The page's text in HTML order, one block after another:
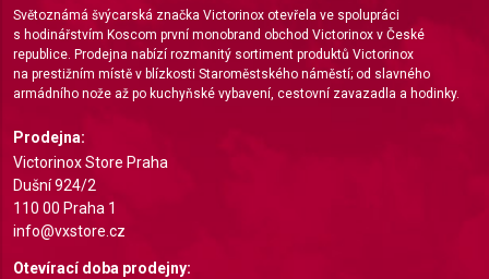
Světoznámá švýcarská značka Victorinox otevřela ve spolupráci
s hodinářstvím Koscom první monobrand obchod Victorinox v České
republice. Prodejna nabízí rozmanitý sortiment produktů Victorinox
na prestižním místě v blízkosti Staroměstského náměstí; od slavného
armádního nože až po kuchyňské vybavení, cestovní zavazadla a hodinky.
Prodejna:
Victorinox Store Praha
Dušní 924/2
110 00 Praha 1
info@vxstore.cz
Otevírací doba prodejny:
IAB Special Features:
Use precise geolocation data
requested
Non-IAB processing purposes:
Necessary
Performance